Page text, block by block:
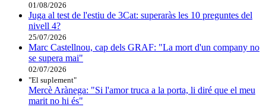
01/08/2026
Juga al test de l'estiu de 3Cat: superaràs les 10 preguntes del
nivell 4?
25/07/2026
Marc Castellnou, cap dels GRAF: "La mort d'un company no
se supera mai"
02/07/2026
"El suplement"
Mercè Arànega: "Si l'amor truca a la porta, li diré que el meu
marit no hi és"